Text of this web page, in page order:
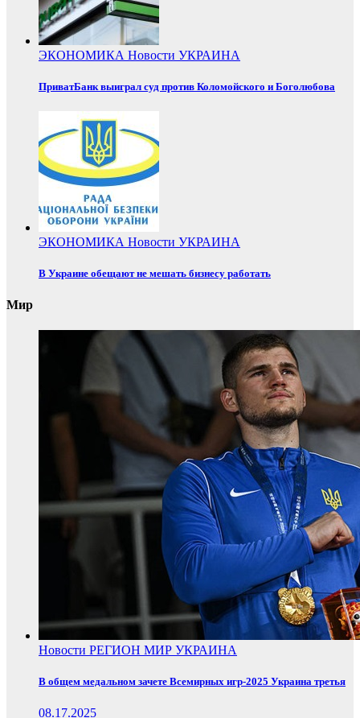
ЭКОНОМИКА Новости УКРАИНА
ПриватБанк выиграл суд против Коломойского и Боголюбова
ЭКОНОМИКА Новости УКРАИНА
В Украине обещают не мешать бизнесу работать
Мир
Новости РЕГИОН МИР УКРАИНА
В общем медальном зачете Всемирных игр-2025 Украина третья
08.17.2025